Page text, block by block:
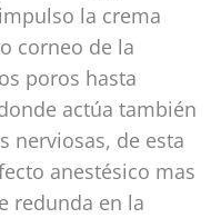
la crema
corneo de la
poros hasta
actúa también
nerviosas, de esta
anestésico mas
redunda en la